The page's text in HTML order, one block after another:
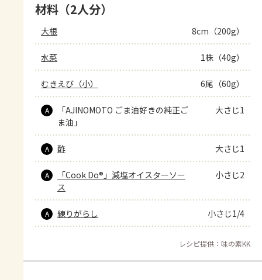
材料（2人分）
大根 8cm（200g）
水菜 1株（40g）
むきえび（小） 6尾（60g）
A
「AJINOMOTO ごま油好きの純正ご
ま油」
大さじ1
A 酢 大さじ1
A
「Cook Do®」減塩オイスターソー
ス
小さじ2
A 練りがらし 小さじ1/4
レシピ提供：味の素KK